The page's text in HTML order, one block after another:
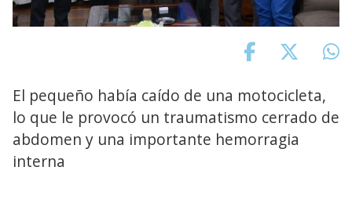
El pequeño había caído de una motocicleta,
lo que le provocó un traumatismo cerrado de
abdomen y una importante hemorragia
interna